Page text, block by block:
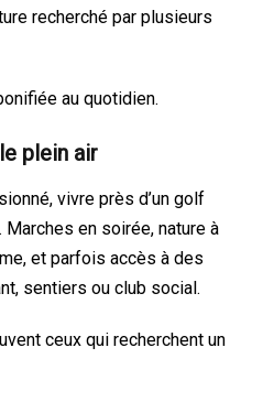
recherché par plusieurs
au quotidien.
plein air
vivre près d’un golf
en soirée, nature à
et parfois accès à des
sentiers ou club social.
ceux qui recherchent un